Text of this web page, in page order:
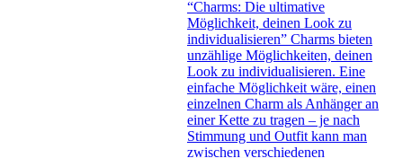
“Charms: Die ultimative
Möglichkeit, deinen Look zu
individualisieren” Charms bieten
unzählige Möglichkeiten, deinen
Look zu individualisieren. Eine
einfache Möglichkeit wäre, einen
einzelnen Charm als Anhänger an
einer Kette zu tragen – je nach
Stimmung und Outfit kann man
zwischen verschiedenen